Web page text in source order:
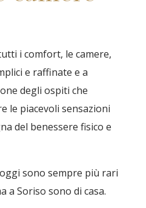
i comfort, le camere,
e raffinate e a
degli ospiti che
le piacevoli sensazioni
del benessere fisico e
sono sempre più rari
a Soriso sono di casa.